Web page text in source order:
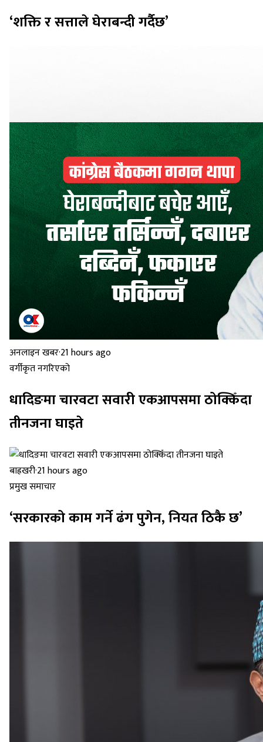
‘शक्ति र सत्ताले घेराबन्दी गर्दैछ’
अनलाइन खबर·21 hours ago
वर्गीकृत नगरिएको
धादिङमा चारवटा सवारी एकआपसमा ठोक्किँदा
तीनजना घाइते
बाह्रखरी·21 hours ago
प्रमुख समाचार
‘सरकारको काम गर्ने ढंग पुगेन, नियत ठिकै छ’